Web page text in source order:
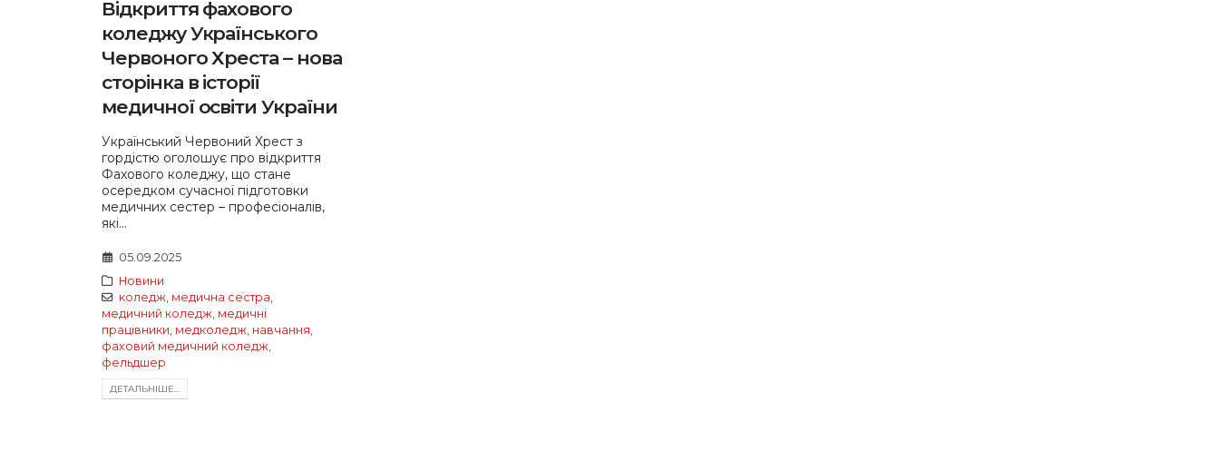
Відкриття фахового
коледжу Українського
Червоного Хреста – нова
сторінка в історії
медичної освіти України
Український Червоний Хрест з
гордістю оголошує про відкриття
Фахового коледжу, що стане
осередком сучасної підготовки
медичних сестер – професіоналів,
які...
05.09.2025
Новини
коледж медична сестра
медичний коледж медичні
працівники медколедж навчання
фаховий медичний коледж
фельдшер
ДЕТАЛЬНIШЕ...